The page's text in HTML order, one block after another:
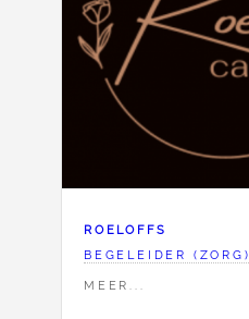
ROELOFFS
BEGELEIDER (ZORG)
MEER...